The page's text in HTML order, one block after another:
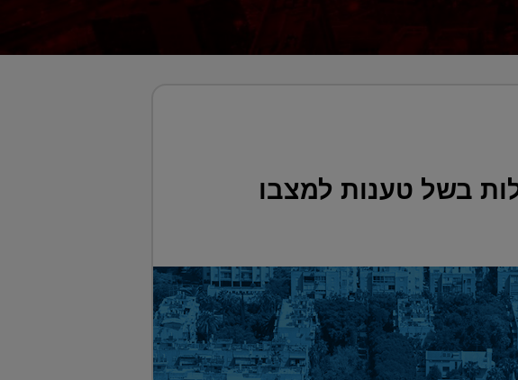
בשל טענות למצבו